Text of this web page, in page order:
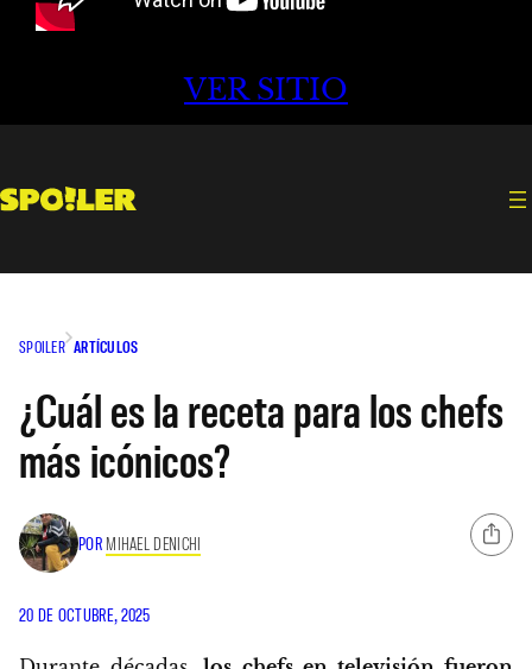
VER SITIO
SPOILER ARTÍCULOS
¿Cuál es la receta para los chefs
más icónicos?
POR MIHAEL DENICHI
20 DE OCTUBRE, 2025